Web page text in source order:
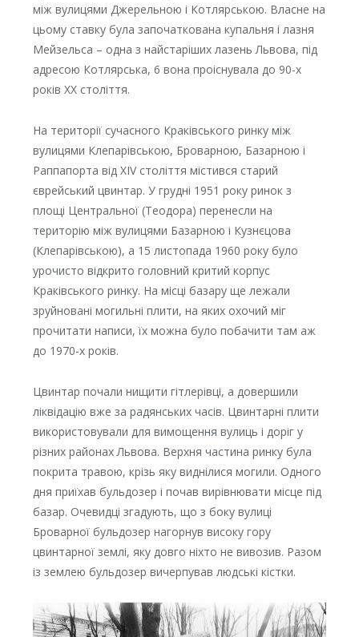
між вулицями Джерельною і Котлярською. Власне на
цьому ставку була започаткована купальня і лазня
Мейзельса – одна з найстаріших лазень Львова, під
адресою Котлярська, 6 вона проіснувала до 90-х
років XX століття.
На території сучасного Краківського ринку між
вулицями Клепарівською, Броварною, Базарною і
Раппапорта від XIV століття містився старий
єврейський цвинтар. У грудні 1951 року ринок з
площі Центральної (Теодора) перенесли на
територію між вулицями Базарною і Кузнєцова
(Клепарівською), а 15 листопада 1960 року було
урочисто відкрито головний критий корпус
Краківського ринку. На місці базару ще лежали
зруйновані могильні плити, на яких охочий міг
прочитати написи, їх можна було побачити там аж
до 1970-х років.
Цвинтар почали нищити гітлерівці, а довершили
ліквідацію вже за радянських часів. Цвинтарні плити
використовували для вимощення вулиць і доріг у
різних районах Львова. Верхня частина ринку була
покрита травою, крізь яку виднілися могили. Одного
дня приїхав бульдозер і почав вирівнювати місце під
базар. Очевидці згадують, що з боку вулиці
Броварної бульдозер нагорнув високу гору
цвинтарної землі, яку довго ніхто не вивозив. Разом
із землею бульдозер вичерпував людські кістки.